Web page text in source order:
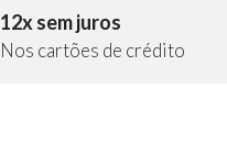
12x sem juros
Nos cartões de crédito